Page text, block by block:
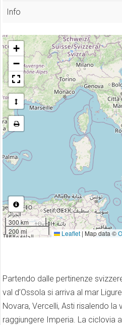
Info
+
−
300 km
200 mi
Leaflet | Map data ©
Partendo dalle pertinenze
val d’Ossola si arriva al mar
Novara, Vercelli, Asti risalendo la
raggiungere Imperia. La ciclovia